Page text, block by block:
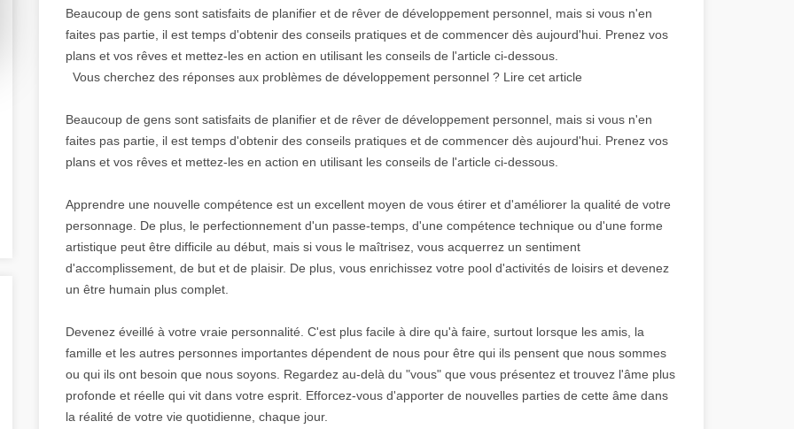
Beaucoup de gens sont satisfaits de planifier et de rêver de développement personnel, mais si vous n'en
faites pas partie, il est temps d'obtenir des conseils pratiques et de commencer dès aujourd'hui. Prenez vos
plans et vos rêves et mettez-les en action en utilisant les conseils de l'article ci-dessous.
Vous cherchez des réponses aux problèmes de développement personnel ? Lire cet article
Beaucoup de gens sont satisfaits de planifier et de rêver de développement personnel, mais si vous n'en
faites pas partie, il est temps d'obtenir des conseils pratiques et de commencer dès aujourd'hui. Prenez vos
plans et vos rêves et mettez-les en action en utilisant les conseils de l'article ci-dessous.
Apprendre une nouvelle compétence est un excellent moyen de vous étirer et d'améliorer la qualité de votre
personnage. De plus, le perfectionnement d'un passe-temps, d'une compétence technique ou d'une forme
artistique peut être difficile au début, mais si vous le maîtrisez, vous acquerrez un sentiment
d'accomplissement, de but et de plaisir. De plus, vous enrichissez votre pool d'activités de loisirs et devenez
un être humain plus complet.
Devenez éveillé à votre vraie personnalité. C'est plus facile à dire qu'à faire, surtout lorsque les amis, la
famille et les autres personnes importantes dépendent de nous pour être qui ils pensent que nous sommes
ou qui ils ont besoin que nous soyons. Regardez au-delà du "vous" que vous présentez et trouvez l'âme plus
profonde et réelle qui vit dans votre esprit. Efforcez-vous d'apporter de nouvelles parties de cette âme dans
la réalité de votre vie quotidienne, chaque jour.